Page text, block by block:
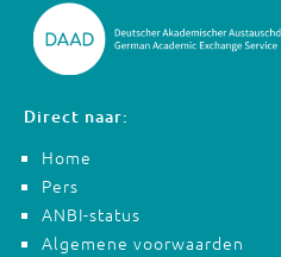
Direct naar:
Home
Pers
ANBI-status
Algemene voorwaarden